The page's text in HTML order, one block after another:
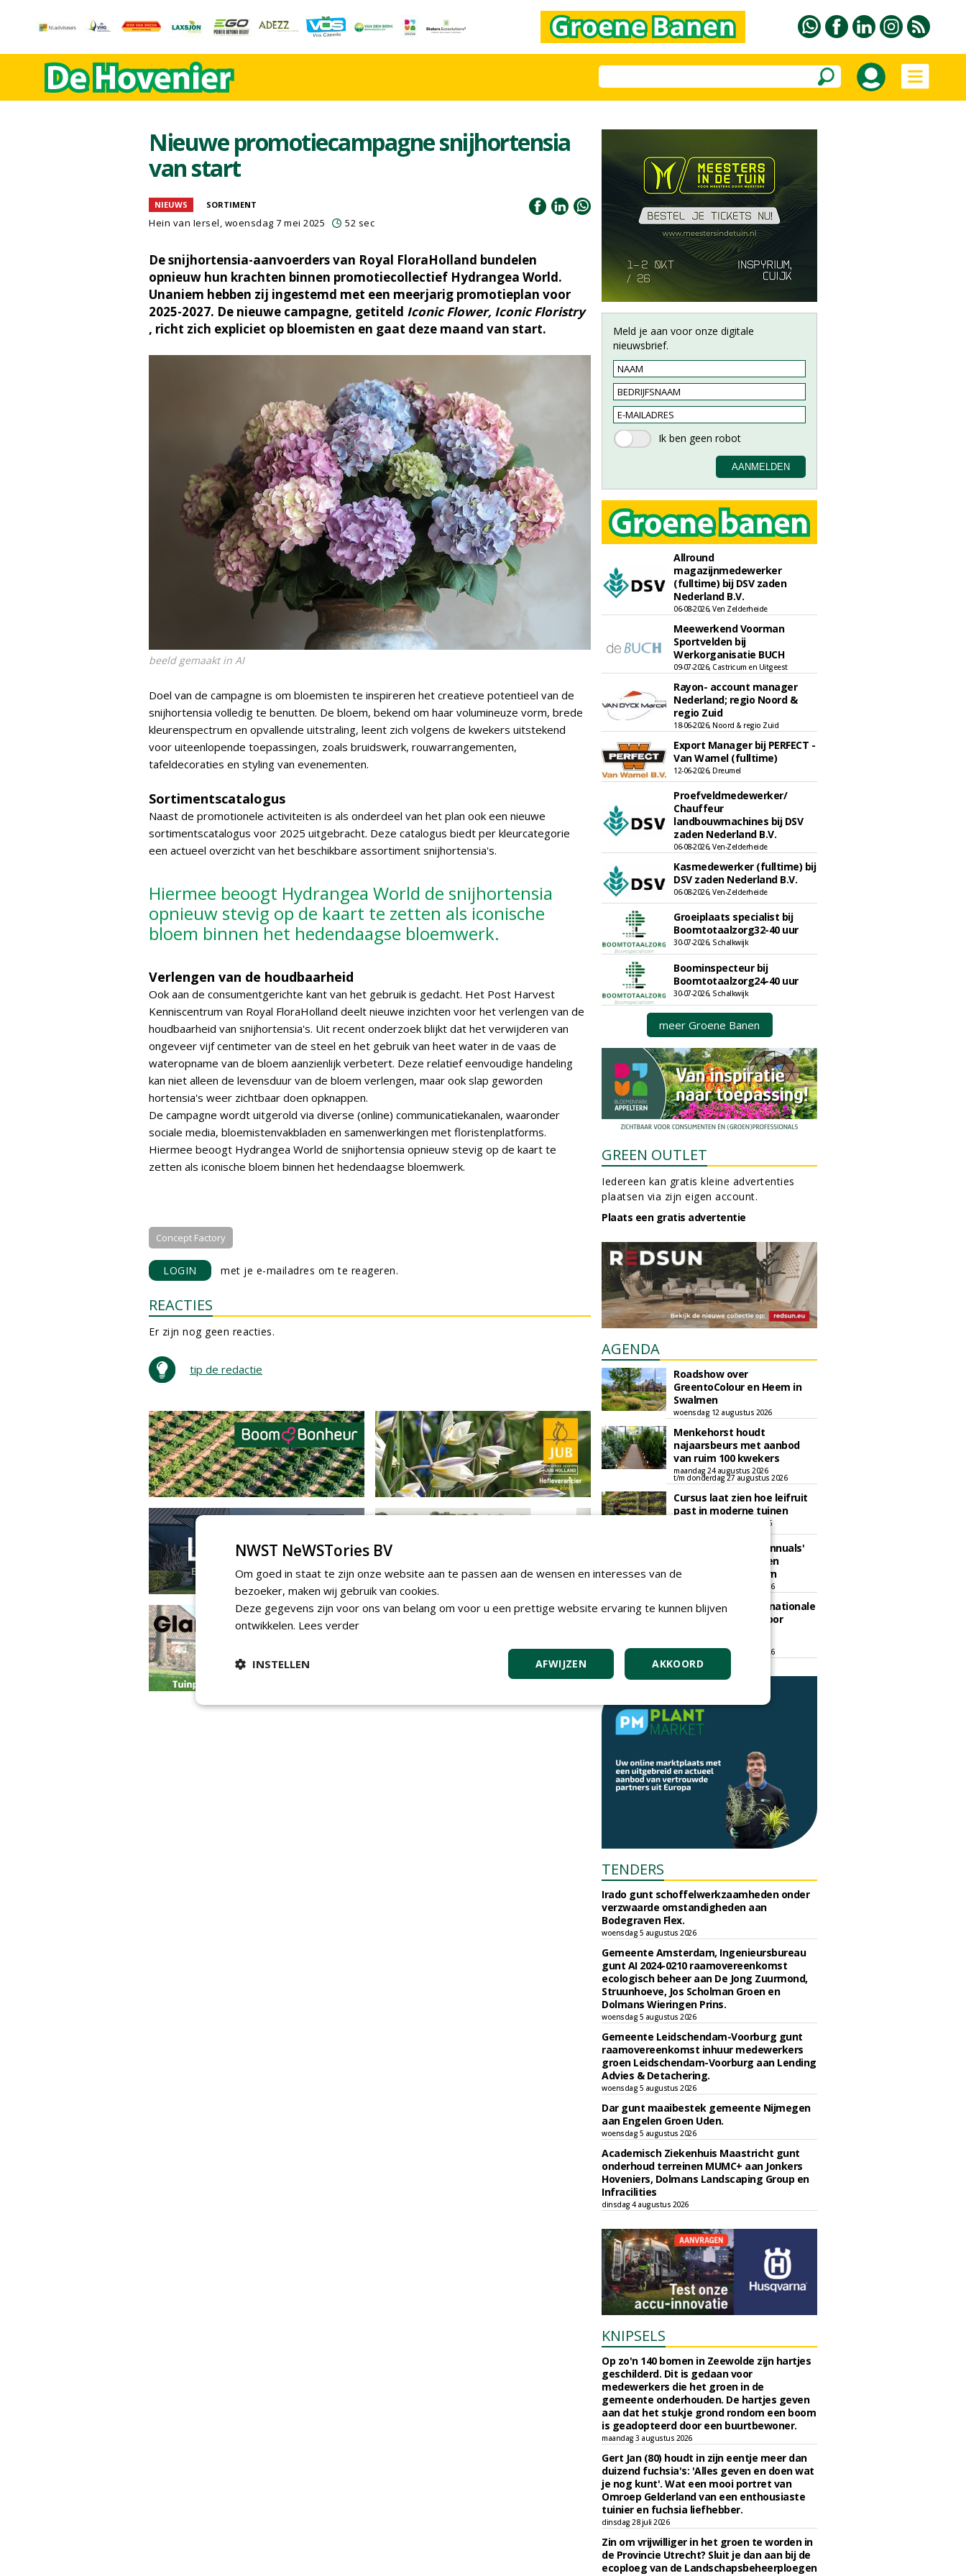
Nieuwe promotiecampagne snijhortensia
van start
NIEUWS SORTIMENT
Hein van Iersel, woensdag 7 mei 2025 52 sec
De snijhortensia-aanvoerders van Royal FloraHolland bundelen
opnieuw hun krachten binnen promotiecollectief Hydrangea World.
Unaniem hebben zij ingestemd met een meerjarig promotieplan voor
2025-2027. De nieuwe campagne, getiteld Iconic Flower, Iconic Floristry
, richt zich expliciet op bloemisten en gaat deze maand van start.
beeld gemaakt in AI
Doel van de campagne is om bloemisten te inspireren het creatieve potentieel van de
snijhortensia volledig te benutten. De bloem, bekend om haar volumineuze vorm, brede
kleurenspectrum en opvallende uitstraling, leent zich volgens de kwekers uitstekend
voor uiteenlopende toepassingen, zoals bruidswerk, rouwarrangementen,
tafeldecoraties en styling van evenementen.
Sortimentscatalogus
Naast de promotionele activiteiten is als onderdeel van het plan ook een nieuwe
sortimentscatalogus voor 2025 uitgebracht. Deze catalogus biedt per kleurcategorie
een actueel overzicht van het beschikbare assortiment snijhortensia's.
Hiermee beoogt Hydrangea World de snijhortensia
opnieuw stevig op de kaart te zetten als iconische
bloem binnen het hedendaagse bloemwerk.
Verlengen van de houdbaarheid
Ook aan de consumentgerichte kant van het gebruik is gedacht. Het Post Harvest
Kenniscentrum van Royal FloraHolland deelt nieuwe inzichten voor het verlengen van de
houdbaarheid van snijhortensia's. Uit recent onderzoek blijkt dat het verwijderen van
ongeveer vijf centimeter van de steel en het gebruik van heet water in de vaas de
wateropname van de bloem aanzienlijk verbetert. Deze relatief eenvoudige handeling
kan niet alleen de levensduur van de bloem verlengen, maar ook slap geworden
hortensia's weer zichtbaar doen opknappen.
De campagne wordt uitgerold via diverse (online) communicatiekanalen, waaronder
sociale media, bloemistenvakbladen en samenwerkingen met floristenplatforms.
Hiermee beoogt Hydrangea World de snijhortensia opnieuw stevig op de kaart te
zetten als iconische bloem binnen het hedendaagse bloemwerk.
Concept Factory
LOGIN met je e-mailadres om te reageren.
REACTIES
Er zijn nog geen reacties.
tip de redactie
Meld je aan voor onze digitale
nieuwsbrief.
Allround
magazijnmedewerker
(fulltime) bij DSV zaden
Nederland B.V.
06-08-2026, Ven Zelderheide
Meewerkend Voorman
Sportvelden bij
Werkorganisatie BUCH
09-07-2026, Castricum en Uitgeest
Rayon- account manager
Nederland; regio Noord &
regio Zuid
18-06-2026, Noord & regio Zuid
Export Manager bij PERFECT -
Van Wamel (fulltime)
12-06-2026, Dreumel
Proefveldmedewerker/
Chauffeur
landbouwmachines bij DSV
zaden Nederland B.V.
06-08-2026, Ven-Zelderheide
Kasmedewerker (fulltime) bij
DSV zaden Nederland B.V.
06-08-2026, Ven-Zelderheide
Groeiplaats specialist bij
Boomtotaalzorg32-40 uur
30-07-2026, Schalkwijk
Boominspecteur bij
Boomtotaalzorg24-40 uur
30-07-2026, Schalkwijk
meer Groene Banen
GREEN OUTLET
Iedereen kan gratis kleine advertenties
plaatsen via zijn eigen account.
Plaats een gratis advertentie
AGENDA
Roadshow over
GreentoColour en Heem in
Swalmen
woensdag 12 augustus 2026
Menkehorst houdt
najaarsbeurs met aanbod
van ruim 100 kwekers
maandag 24 augustus 2026
t/m donderdag 27 augustus 2026
Cursus laat zien hoe leifruit
past in moderne tuinen
woensdag 26 augustus 2026
Vakdag 'All About Annuals'
zet eenjarige planten
centraal in Appeltern
donderdag 27 augustus 2026
GaLaBau 2026: internationale
ontmoetingsplek voor
t/m vrijdag 18 september 2026
TENDERS
Irado gunt schoffelwerkzaamheden onder
verzwaarde omstandigheden aan
Bodegraven Flex.
woensdag 5 augustus 2026
Gemeente Amsterdam, Ingenieursbureau
gunt AI 2024-0210 raamovereenkomst
ecologisch beheer aan De Jong Zuurmond,
Struunhoeve, Jos Scholman Groen en
Dolmans Wieringen Prins.
woensdag 5 augustus 2026
Gemeente Leidschendam-Voorburg gunt
raamovereenkomst inhuur medewerkers
groen Leidschendam-Voorburg aan Lending
Advies & Detachering.
woensdag 5 augustus 2026
Dar gunt maaibestek gemeente Nijmegen
aan Engelen Groen Uden.
woensdag 5 augustus 2026
Academisch Ziekenhuis Maastricht gunt
onderhoud terreinen MUMC+ aan Jonkers
Hoveniers, Dolmans Landscaping Group en
Infracilities
dinsdag 4 augustus 2026
KNIPSELS
Op zo'n 140 bomen in Zeewolde zijn hartjes
geschilderd. Dit is gedaan voor
medewerkers die het groen in de
gemeente onderhouden. De hartjes geven
aan dat het stukje grond rondom een boom
is geadopteerd door een buurtbewoner.
maandag 3 augustus 2026
Gert Jan (80) houdt in zijn eentje meer dan
duizend fuchsia's: 'Alles geven en doen wat
je nog kunt'. Wat een mooi portret van
Omroep Gelderland van een enthousiaste
tuinier en fuchsia liefhebber.
dinsdag 28 juli 2026
Zin om vrijwilliger in het groen te worden in
de Provincie Utrecht? Sluit je dan aan bij de
ecoploeg van de Landschapsbeheerploegen
NWST NeWSTories BV
Om goed in staat te zijn onze website aan te passen aan de wensen en interesses van de
bezoeker, maken wij gebruik van cookies.
Deze gegevens zijn voor ons van belang om voor u een prettige website ervaring te kunnen blijven
ontwikkelen. Lees verder
AKKOORD
AFWIJZEN
INSTELLEN